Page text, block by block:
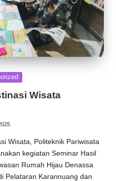
Wisata
Wisata, Politeknik Pariwisata
kegiatan Seminar Hasil
Rumah Hijau Denassa
Pelataran Karannuang dan